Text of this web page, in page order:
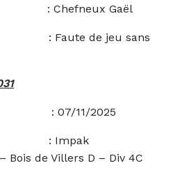
Gaël
de jeu sans
2025
Bois de Villers D – Div 4C